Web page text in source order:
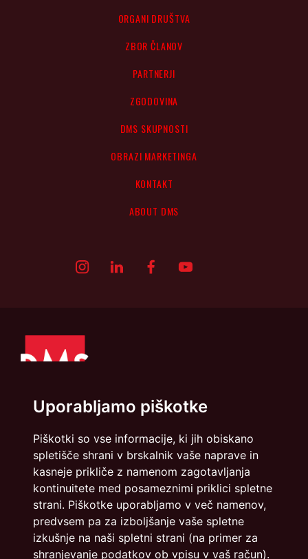
Uporabljamo piškotke
Piškotki so vse informacije, ki jih obiskano
spletišče shrani v brskalnik vaše naprave in
kasneje prikliče z namenom zagotavljanja
kontinuitete med posameznimi priklici spletne
strani. Piškotke uporabljamo v več namenov,
predvsem pa za izboljšanje vaše spletne
izkušnje na naši spletni strani (na primer za
shranjevanje podatkov ob vpisu v vaš račun).
ORGANI DRUŠTVA
ZBOR ČLANOV
PARTNERJI
ZGODOVINA
DMS SKUPNOSTI
OBRAZI MARKETINGA
KONTAKT
ABOUT DMS
Politika zasebnosti Piškotki
info@dmslo.si
Društvo za marketing Slovenije - DMS | Dimičeva ulica 13 |
1000 Ljubljana
Načrtovanje in izvedba: Vareo